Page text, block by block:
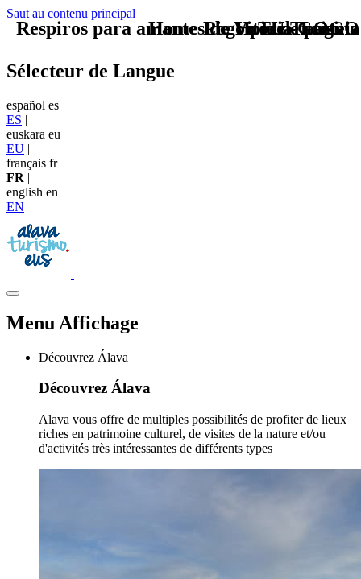
Saut au contenu principal
TU - LOGO
Sélecteur de Langue
español es
ES |
euskara eu
EU |
français fr
FR |
english en
EN
Menu Affichage
Découvrez Álava
Découvrez Álava
Alava vous offre de multiples possibilités de profiter de lieux
riches en patrimoine culturel, de visites de la nature et/ou
d'activités très intéressantes de différents types
Respiros para amantes de Vitoria Gasteiz
Home Logo pie de página
Pie Home Turismo